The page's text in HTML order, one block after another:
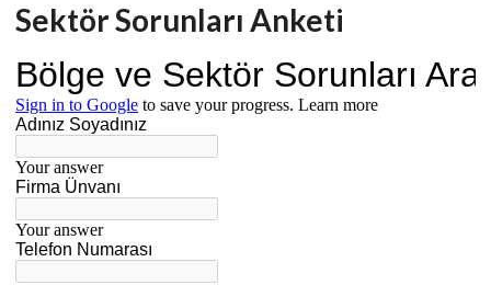
Sektör Sorunları Anketi